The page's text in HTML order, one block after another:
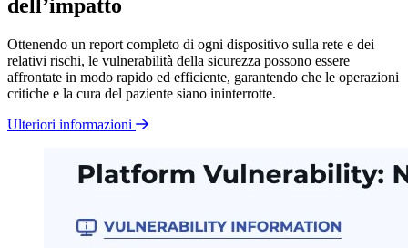
dell’impatto
Ottenendo un report completo di ogni dispositivo sulla rete e dei
relativi rischi, le vulnerabilità della sicurezza possono essere
affrontate in modo rapido ed efficiente, garantendo che le operazioni
critiche e la cura del paziente siano ininterrotte.
Ulteriori informazioni